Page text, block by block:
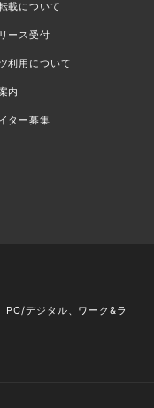
載について
ース受付
利用について
内
ター募集
PC/デジタル、ワーク&ラ